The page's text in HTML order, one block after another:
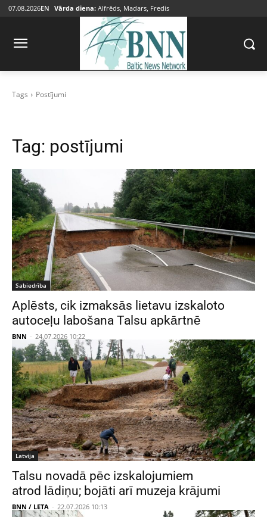
07.08.2026EN Vārda diena: Alfrēds, Madars, Fredis
Tags Postījumi
Tag: postījumi
Sabiedrība
Aplēsts, cik izmaksās lietavu izskaloto
autoceļu labošana Talsu apkārtnē
BNN - 24.07.2026 10:22
Latvija
Talsu novadā pēc izskalojumiem
atrod lādiņu; bojāti arī muzeja krājumi
BNN / LETA - 22.07.2026 10:13